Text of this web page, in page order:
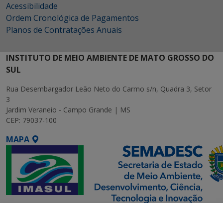
Acessibilidade
Ordem Cronológica de Pagamentos
Planos de Contratações Anuais
INSTITUTO DE MEIO AMBIENTE DE MATO GROSSO DO
SUL
Rua Desembargador Leão Neto do Carmo s/n, Quadra 3, Setor
3
Jardim Veraneio - Campo Grande | MS
CEP: 79037-100
MAPA